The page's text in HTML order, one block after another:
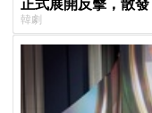
韓劇